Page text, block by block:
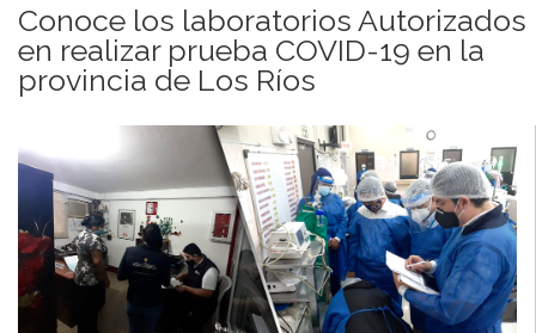
Conoce los laboratorios Autorizados
en realizar prueba COVID-19 en la
provincia de Los Ríos